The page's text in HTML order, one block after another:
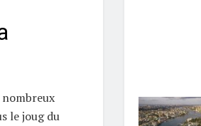
nombreux
le joug du